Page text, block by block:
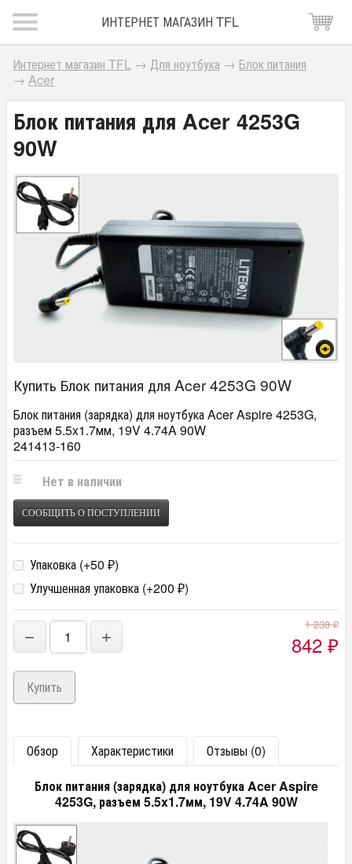
ИНТЕРНЕТ МАГАЗИН TFL
Интернет магазин TFL → Для ноутбука → Блок питания
→ Acer
Блок питания для Acer 4253G
90W
Купить Блок питания для Acer 4253G 90W
Блок питания (зарядка) для ноутбука Acer Aspire 4253G,
разъем 5.5x1.7мм, 19V 4.74A 90W
241413-160
Нет в наличии
СООБЩИТЬ О ПОСТУПЛЕНИИ
Упаковка (+50 ₽)
Улучшенная упаковка (+200 ₽)
− +
1 238₽
842 ₽
Обзор Характеристики
Отзывы (0)
Блок питания (зарядка) для ноутбука Acer Aspire
4253G, разъем 5.5x1.7мм, 19V 4.74A 90W